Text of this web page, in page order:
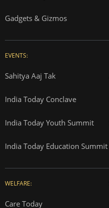
Gadgets & Gizmos
EVENTS:
Sahitya Aaj Tak
India Today Conclave
India Today Youth Summit
India Today Education Summit
WELFARE:
Care Today